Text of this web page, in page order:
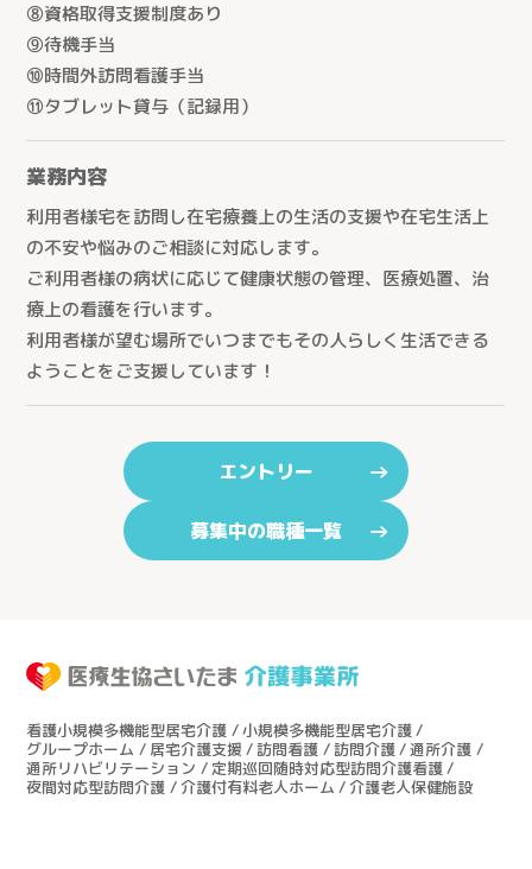
老人保健施設さんとめ（所沢市）
老人保健施設みぬま（川口市）
⑧資格取得支援制度あり
⑨待機手当
⑩時間外訪問看護手当
⑪タブレット貸与（記録用）
業務内容
利用者様宅を訪問し在宅療養上の生活の支援や在宅生活上
の不安や悩みのご相談に対応します。
ご利用者様の病状に応じて健康状態の管理、医療処置、治
療上の看護を行います。
利用者様が望む場所でいつまでもその人らしく生活できる
ようことをご支援しています！
エントリー
募集中の職種一覧
看護小規模多機能型居宅介護
小規模多機能型居宅介護
グループホーム
居宅介護支援 訪問看護 訪問介護
通所介護
通所リハビリテーション
定期巡回随時対応型訪問介護看護
夜間対応型訪問介護
介護付有料老人ホーム 介護老人保健施設